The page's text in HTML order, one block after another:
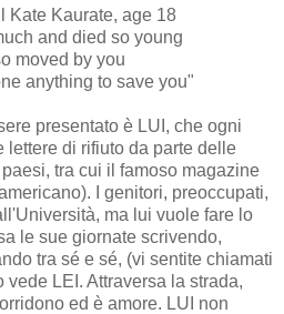
Kate Kaurate, age 18
and died so young
moved by you
anything to save you"
presentato è LUI, che ogni
lettere di rifiuto da parte delle
tra cui il famoso magazine
I genitori, preoccupati,
ma lui vuole fare lo
le sue giornate scrivendo,
tra sé e sé, (vi sentite chiamati
LEI. Attraversa la strada,
ed è amore. LUI non